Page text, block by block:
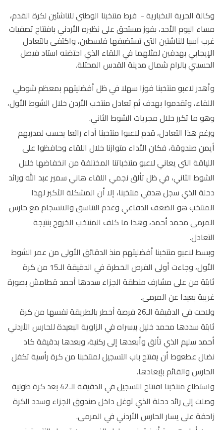
وكالة الحرية الاخبارية - فرط منتخبنا الوطني للناشئين لكرة القدم،
مساء اليوم الأحد، بفوز مستحق على نظيره الأردني بافتتاح تصفيات
غرب آسيا للناشئين التي تستضيفها فلسطين، واكتفى بالتعادل
الإيجابي بهدفين لمثلهما في اللقاء الذي احتضنه استاد فيصل
الحسيني بالرام شمال مدينة القدس المحتلة.
وأهدر لاعبو منتخبنا فوزا سهلا في ظل أفضليتهم بمعظم شوطي
اللقاء، وتقدموا بهدف ثم تعادل منتخب الأردن خلال الشوط الأول،
وهو ما تكرر خلال مجريات الشوط الثاني.
ورغم هذا التعادل، قدم لاعبوا منتخبنا أداء رائعا يحسب لمدربهم
أيمن صندوقة، فكان الأداء متوازنا خلال اللقاء وحافظوا على
اللياقة التي يعاني لاعبو منتخباتنا المختلفة من انخفاضها خلال
الشوط الثاني، في ظل تألق نجمي اللقاء هاني سمير عبد الله ورائد
دحلة الذي سجل هدفي منتخبنا، إلا أن المشكلة الأكبر لهذا
المنتخب هو الضعف الدفاعي وعدم التناسق والانسجام مع حارس
المرمى محمد أحمد، وهذا ما كلف المنتخب الخروج بنتيجة
التعادل.
وبسط لاعبو منتخبنا أفضليتهم منذ الدقائق الأولى من عمر الشوط
الأول، وجاءت أولى الفرص الخطرة في الدقيقة الـ15 من كرة
ثابتة من على مشارف منطقة الجزاء سددها أحمد قطامش بصورة
غريبة بعيدا عن المرمى.
ولاحت في الدقيقة الـ26 فرصة أخطر بالطريقة نفسها من كرة
ثابتة سددها محمد خليل بيسراه في الزاوية البعيدة للحارس الأردني
أحمد سليم الذي تألق وأبعدها إلى ركنية، وبعدها بدقيقة كاد
نضال عطعوط أن يفتتح باب التسجيل لمنتخبنا من كرة رأسية تكفل
الحارس والقائم بإبعادها.
واستطاع منتخبنا افتتاح التسجيل في الدقيقة الـ42 بعد كرة طولية
وصلت إلى رائد دحلة الذي توغل داخل صندوق الجزاء وسدد الكرة
زاحفة على يسار الحارس الأردني في المرمى.